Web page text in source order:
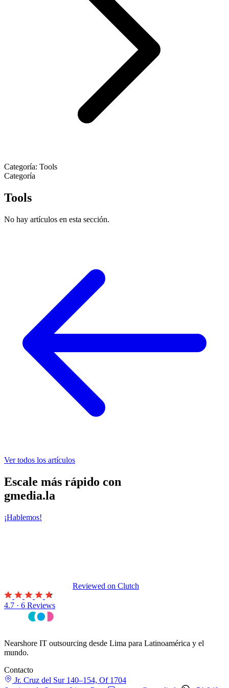
Categoría: Tools
Categoría
Tools
No hay artículos en esta sección.
Ver todos los artículos
Escale más rápido con
gmedia.la
¡Hablemos!
Reviewed on Clutch
4.7 · 6 Reviews
Nearshore IT outsourcing desde Lima para Latinoamérica y el
mundo.
Contacto
Jr. Cruz del Sur 140–154, Of 1704